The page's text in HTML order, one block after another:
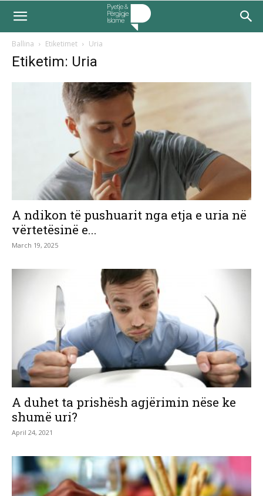
Ballina Etiketimet Uria
Etiketim: Uria
A ndikon të pushuarit nga etja e uria në
vërtetësinë e...
March 19, 2025
A duhet ta prishësh agjërimin nëse ke
shumë uri?
April 24, 2021